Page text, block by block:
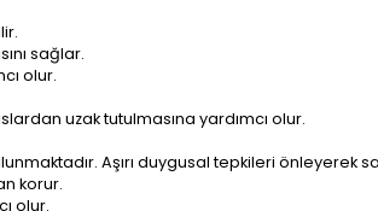
sağlar.
olur.
uzak tutulmasına yardımcı olur.
Aşırı duygusal tepkileri önleyerek
korur.
olur.